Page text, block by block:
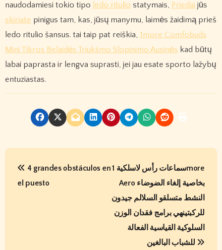
naudodamiesi tokio tipo ledo ritulio statymais, Priedai jūs
skiriate pinigus tam, kas, jūsų manymu, laimės žaidimą prieš
ledo ritulio šansus. tai taip pat reiškia, 1more Comfobuds
Mini Tikros Belaidės Triukšmo Slopinimo Ausinės kad būtų
labai paprasta ir lengva suprasti, jei jau esate sporto lažybų
entuziastas.
P
4 grandes obstáculos en
el puesto
سماعات رأس لاسلكية 1more
Aero بخاصية إلغاء الضوضاء
النشط متسلقو السلالم جيدون
للركبتينهي برامج فقدان الوزن
السلوكية القياسية الفعالة